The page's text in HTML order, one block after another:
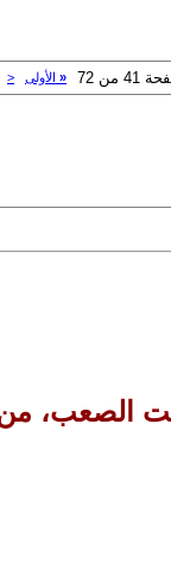
من 72 « الأولى <